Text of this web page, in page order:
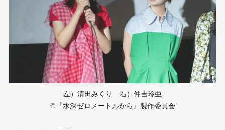
左）清田みくり 右）仲吉玲亜
©︎『水深ゼロメートルから』製作委員会